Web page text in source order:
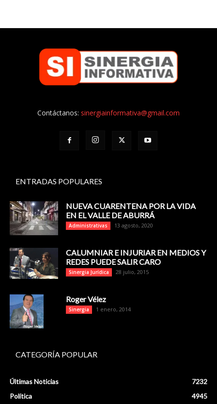
Contáctanos: sinergiainformativa@gmail.com
ENTRADAS POPULARES
NUEVA CUARENTENA POR LA VIDA
EN EL VALLE DE ABURRÁ
Administrativas 13 agosto, 2020
CALUMNIAR E INJURIAR EN MEDIOS Y
REDES PUEDE SALIR CARO
Sinergia Jurídica 28 julio, 2015
Roger Vélez
Sinergia 1 enero, 2014
CATEGORÍA POPULAR
Últimas Noticias
7232
Política
4945